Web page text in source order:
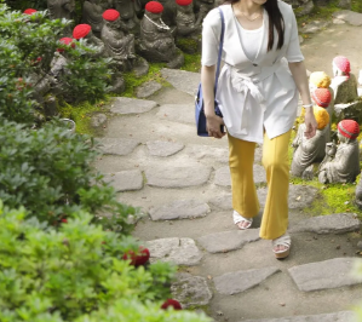
山口県東部